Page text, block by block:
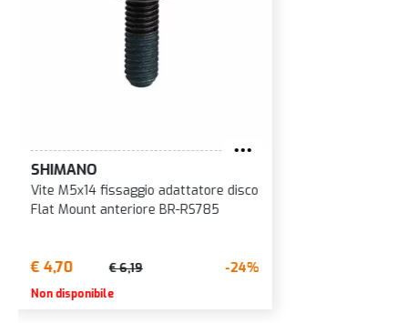
SHIMANO
Vite M5x14 fissaggio adattatore disco
Flat Mount anteriore BR-RS785
€ 4,70 € 6,19 -24%
Non disponibile